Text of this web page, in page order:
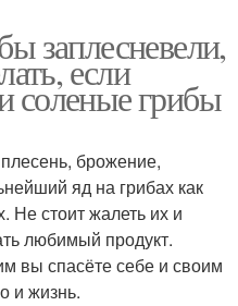
заплесневели,
если
соленые грибы
брожение,
яд на грибах как
Не стоит жалеть их и
любимый продукт.
вы спасёте себе и своим
и жизнь.